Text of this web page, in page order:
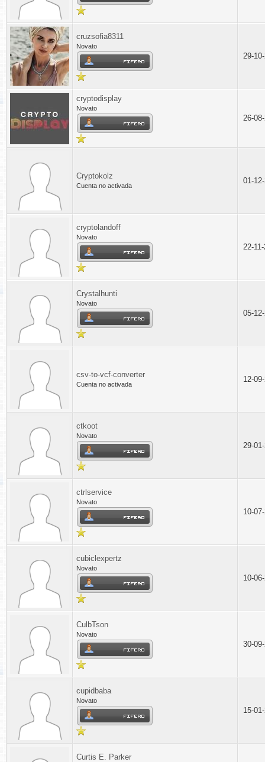
cruzsofia8311
Novato
29-
cryptodisplay
Novato
26-
Cryptokolz
Cuenta no activada
01-
cryptolandoff
Novato
22-
Crystalhunti
Novato
05-
csv-to-vcf-converter
Cuenta no activada
12-
ctkoot
Novato
29-
ctrlservice
Novato
10-
cubiclexpertz
Novato
10-
CulbTson
Novato
30-
cupidbaba
Novato
15-
Curtis E. Parker